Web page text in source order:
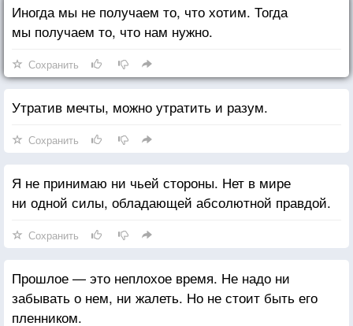
Иногда мы не получаем то, что хотим. Тогда
мы получаем то, что нам нужно.
Сохранить
Утратив мечты, можно утратить и разум.
Сохранить
Я не принимаю ни чьей стороны. Нет в мире
ни одной силы, обладающей абсолютной правдой.
Сохранить
Прошлое — это неплохое время. Не надо ни
забывать о нем, ни жалеть. Но не стоит быть его
пленником.